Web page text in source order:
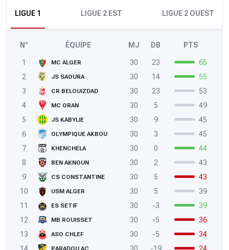
LIGUE 1 LIGUE 2 EST LIGUE 2 OUEST
N° ÉQUIPE MJ DB PTS
1 MC ALGER 30 23
65
2
JS SAOURA 30 14
55
3
CR BELOUIZDAD 30 23
53
4
MC ORAN 30 5
49
5
JS KABYLIE 30 9
45
6
OLYMPIQUE AKBOU 30 3
45
7
KHENCHELA 30 0
44
8
BEN AKNOUN 30 2
43
9
CS CONSTANTINE 30 5
43
10
USM ALGER 30 5
39
11
ES SETIF 30 -3
39
12
MB ROUISSET 30 -5
36
13
ASO CHLEF 30 -5
34
14
PARADOU AC 30 -19
24